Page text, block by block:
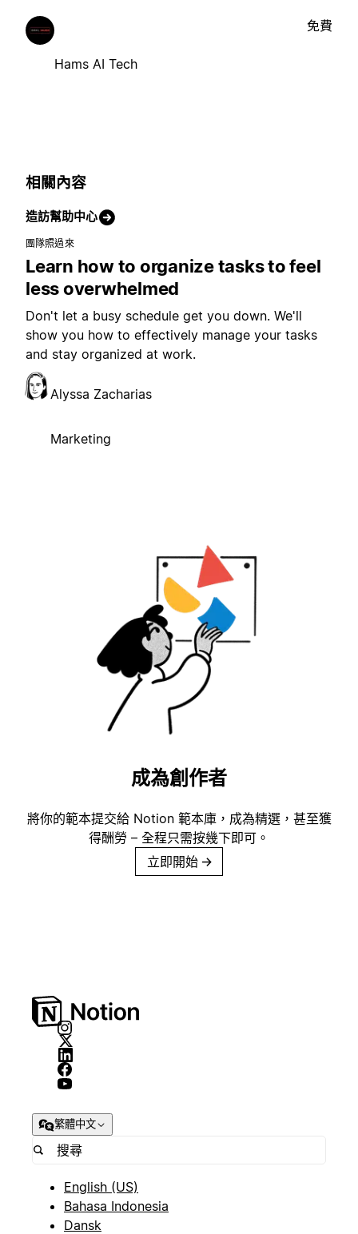
Hams AI Tech
免費
相關內容
造訪幫助中心
團隊照過來
Learn how to organize tasks to feel
less overwhelmed
Don't let a busy schedule get you down. We'll
show you how to effectively manage your tasks
and stay organized at work.
Alyssa Zacharias
Marketing
成為創作者
將你的範本提交給 Notion 範本庫，成為精選，甚至獲
得酬勞 – 全程只需按幾下即可。
立即開始 →
繁體中文
English (US)
Bahasa Indonesia
Dansk